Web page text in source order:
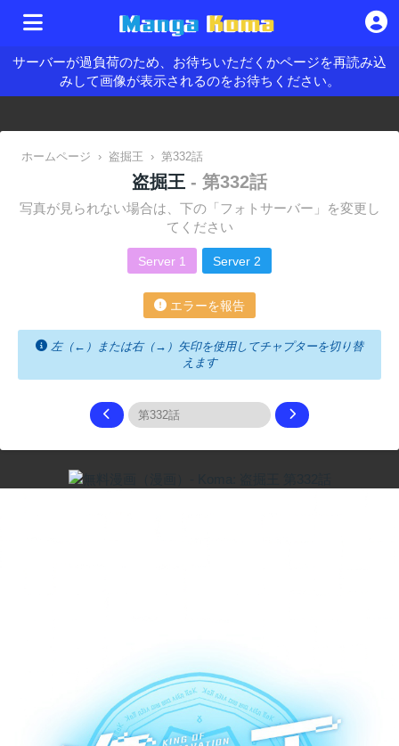
サーバーが過負荷のため、お待ちいただくかページを再読み込
みして画像が表示されるのをお待ちください。
ホームページ › 盗掘王 › 第332話
盗掘王 - 第332話
写真が見られない場合は、下の「フォトサーバー」を変更し
てください
Server 1 Server 2
エラーを報告
左（←）または右（→）矢印を使用してチャプターを切り替
えます